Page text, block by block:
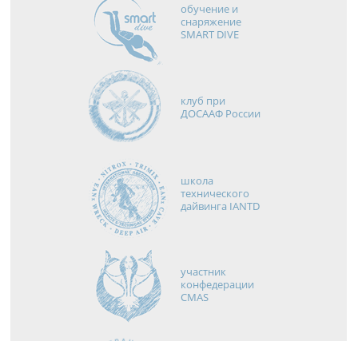
обучение и
снаряжение
SMART DIVE
клуб при
ДОСААФ России
школа
технического
дайвинга IANTD
участник
конфедерации
CMAS